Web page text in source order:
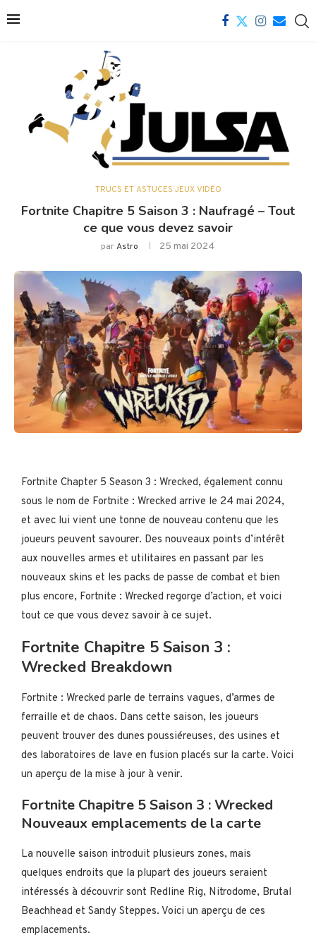
TRUCS ET ASTUCES JEUX VIDÉO
Fortnite Chapitre 5 Saison 3 : Naufragé – Tout
ce que vous devez savoir
parAstro 25 mai 2024
Fortnite Chapter 5 Season 3 : Wrecked, également connu
sous le nom de Fortnite : Wrecked arrive le 24 mai 2024,
et avec lui vient une tonne de nouveau contenu que les
joueurs peuvent savourer. Des nouveaux points d’intérêt
aux nouvelles armes et utilitaires en passant par les
nouveaux skins et les packs de passe de combat et bien
plus encore, Fortnite : Wrecked regorge d’action, et voici
tout ce que vous devez savoir à ce sujet.
Fortnite Chapitre 5 Saison 3 :
Wrecked Breakdown
Fortnite : Wrecked parle de terrains vagues, d’armes de
ferraille et de chaos. Dans cette saison, les joueurs
peuvent trouver des dunes poussiéreuses, des usines et
des laboratoires de lave en fusion placés sur la carte. Voici
un aperçu de la mise à jour à venir.
Fortnite Chapitre 5 Saison 3 : Wrecked
Nouveaux emplacements de la carte
La nouvelle saison introduit plusieurs zones, mais
quelques endroits que la plupart des joueurs seraient
intéressés à découvrir sont Redline Rig, Nitrodome, Brutal
Beachhead et Sandy Steppes. Voici un aperçu de ces
emplacements.